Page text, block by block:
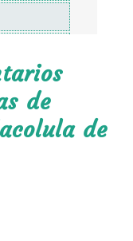
de
de